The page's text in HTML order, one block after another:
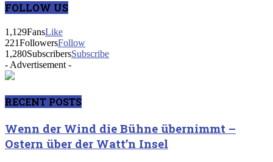
FOLLOW US
1,129FansLike
221FollowersFollow
1,280SubscribersSubscribe
- Advertisement -
RECENT POSTS
Wenn der Wind die Bühne übernimmt –
Ostern über der Watt’n Insel